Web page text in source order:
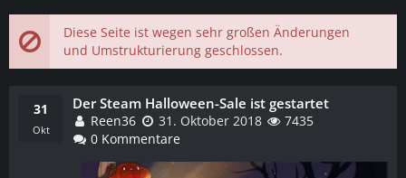
Diese Seite ist wegen sehr großen Änderungen
und Umstrukturierung geschlossen.
31
Okt
Der Steam Halloween-Sale ist gestartet
Reen36 31. Oktober 2018
7435
0 Kommentare
WEITERLESEN